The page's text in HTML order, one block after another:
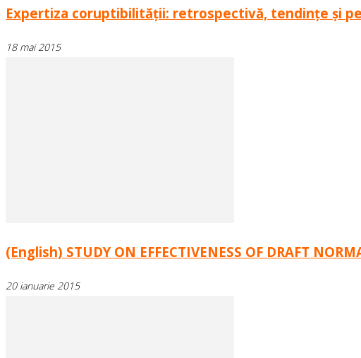
Expertiza coruptibilităţii: retrospectivă, tendinţe şi
18 mai 2015
(English) STUDY ON EFFECTIVENESS OF DRAFT
20 ianuarie 2015